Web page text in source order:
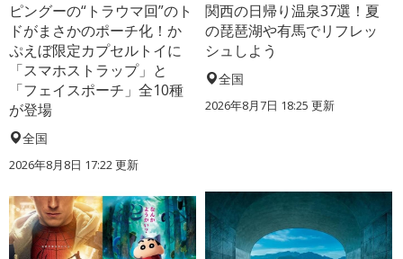
ピングーの“トラウマ回”のト
ドがまさかのポーチ化！か
ぷえぼ限定カプセルトイに
「スマホストラップ」と
「フェイスポーチ」全10種
が登場
全国
2026年8月8日 17:22更新
関西の日帰り温泉37選！夏
の琵琶湖や有馬でリフレッ
シュしよう
全国
2026年8月7日 18:25 更新